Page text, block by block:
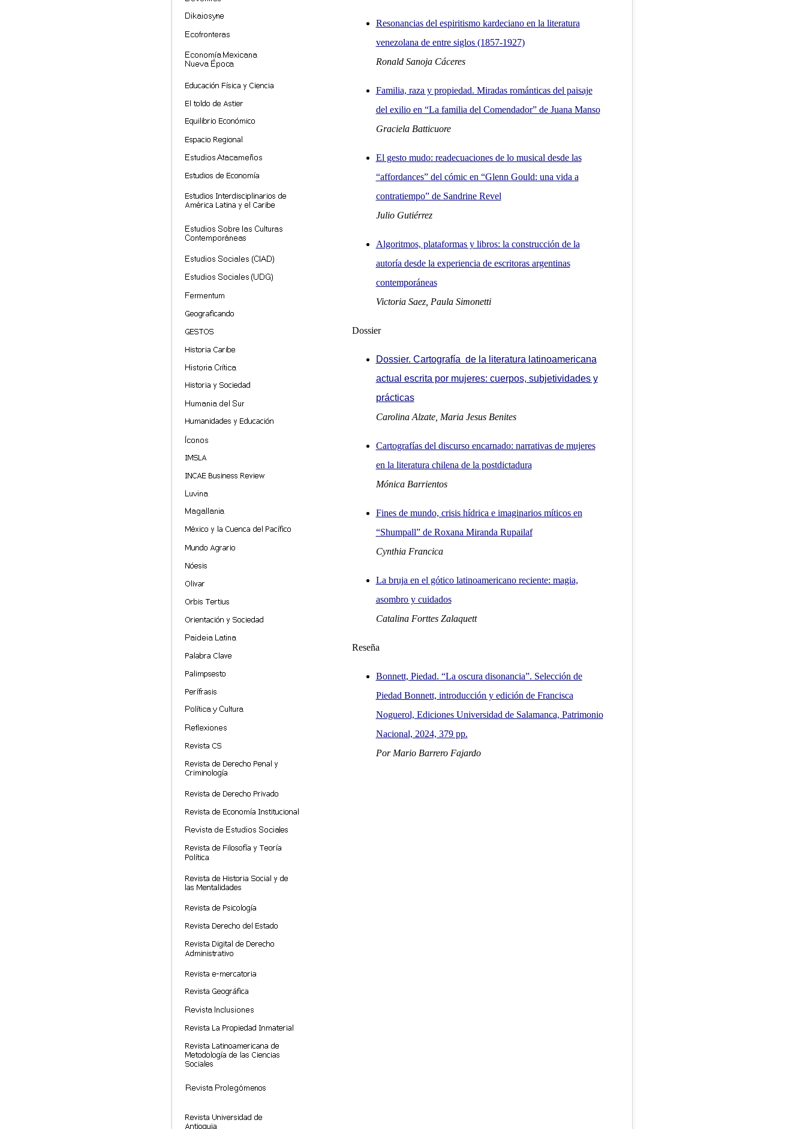
Resonancias del espiritismo kardeciano en la literatura
venezolana de entre siglos (1857-1927)
Ronald Sanoja Cáceres
Familia, raza y propiedad. Miradas románticas del paisaje
del exilio en “La familia del Comendador” de Juana Manso
Graciela Batticuore
El gesto mudo: readecuaciones de lo musical desde las
“affordances” del cómic en “Glenn Gould: una vida a
contratiempo” de Sandrine Revel
Julio Gutiérrez
Algoritmos, plataformas y libros: la construcción de la
autoría desde la experiencia de escritoras argentinas
contemporáneas
Victoria Saez, Paula Simonetti
Dossier
Dossier. Cartografía de la literatura latinoamericana
actual escrita por mujeres: cuerpos, subjetividades y
prácticas
Carolina Alzate, Maria Jesus Benites
Cartografías del discurso encarnado: narrativas de mujeres
en la literatura chilena de la postdictadura
Mónica Barrientos
Fines de mundo, crisis hídrica e imaginarios míticos en
“Shumpall” de Roxana Miranda Rupailaf
Cynthia Francica
La bruja en el gótico latinoamericano reciente: magia,
asombro y cuidados
Catalina Forttes Zalaquett
Reseña
Bonnett, Piedad. “La oscura disonancia”. Selección de
Piedad Bonnett, introducción y edición de Francisca
Noguerol, Ediciones Universidad de Salamanca, Patrimonio
Nacional, 2024, 379 pp.
Por Mario Barrero Fajardo